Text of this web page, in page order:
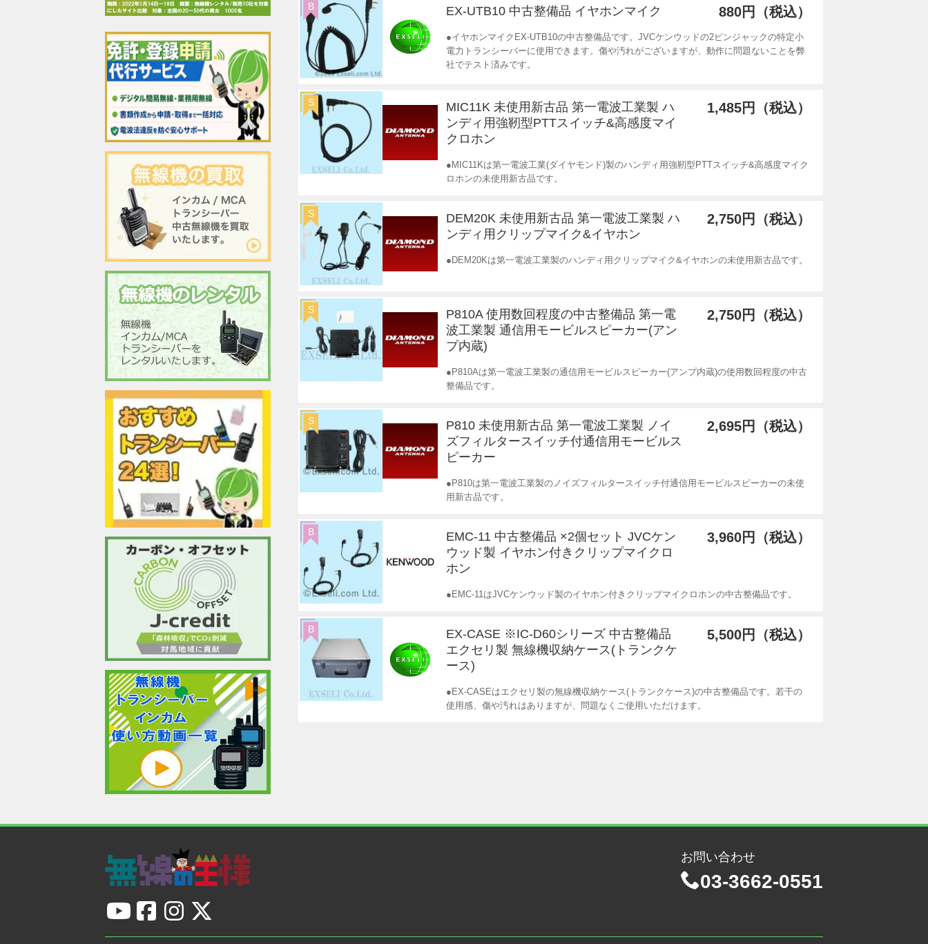
EX-UTB10 中古整備品 イヤホンマイク 880円（税込）
●イヤホンマイクEX-UTB10の中古整備品です。JVCケンウッドの2ピンジャックの特定小
電力トランシーバーに使用できます。傷や汚れがございますが、動作に問題ないことを弊
社でテスト済みです。
B
MIC11K 未使用新古品 第一電波工業製 ハ
ンディ用強靭型PTTスイッチ&高感度マイ
クロホン
1,485円（税込）
●MIC11Kは第一電波工業(ダイヤモンド)製のハンディ用強靭型PTTスイッチ&高感度マイク
ロホンの未使用新古品です。
S
DEM20K 未使用新古品 第一電波工業製 ハ
ンディ用クリップマイク&イヤホン
2,750円（税込）
●DEM20Kは第一電波工業製のハンディ用クリップマイク&イヤホンの未使用新古品です。
S
P810A 使用数回程度の中古整備品 第一電
波工業製 通信用モービルスピーカー(アン
プ内蔵)
2,750円（税込）
●P810Aは第一電波工業製の通信用モービルスピーカー(アンプ内蔵)の使用数回程度の中古
整備品です。
S
P810 未使用新古品 第一電波工業製 ノイ
ズフィルタースイッチ付通信用モービルス
ピーカー
2,695円（税込）
●P810は第一電波工業製のノイズフィルタースイッチ付通信用モービルスピーカーの未使
用新古品です。
S
EMC-11 中古整備品 ×2個セット JVCケン
ウッド製 イヤホン付きクリップマイクロ
ホン
3,960円（税込）
●EMC-11はJVCケンウッド製のイヤホン付きクリップマイクロホンの中古整備品です。
B
EX-CASE ※IC-D60シリーズ 中古整備品
エクセリ製 無線機収納ケース(トランクケ
ース)
5,500円（税込）
●EX-CASEはエクセリ製の無線機収納ケース(トランクケース)の中古整備品です。若干の
使用感、傷や汚れはありますが、問題なくご使用いただけます。
B
お問い合わせ
03-3662-0551